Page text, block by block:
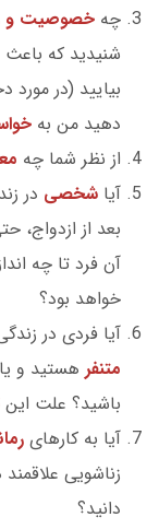
چه خصوصیت و
شنیدید که
بیایید (در
دهید من به
از نظر شما چه
آیا شخصی در
بعد از ازدواج،
آن فرد تا چه
خواهد بود؟
آیا فردی در
متنفر هستید و
باشید؟ علت این
آیا به کارهای
زناشویی
دانید؟